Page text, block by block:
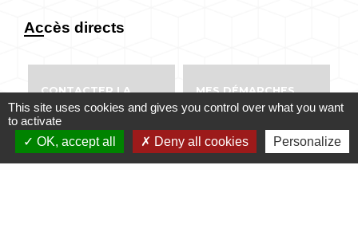
Accès directs
CONTACTER LA
MAIRIE
email
MES DÉMARCHES
ADMINISTRATIVES
account_balance
This site uses cookies and gives you control over what you want
to activate
OK, accept all
Deny all cookies Personalize